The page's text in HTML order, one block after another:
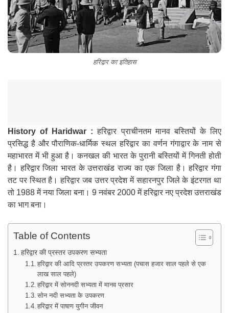
हरिद्वार का इतिहास
History of Haridwar : हरिद्वार प्राचीनतम मानव बस्तियों के लिए
प्रसिद्ध है और पौराणिक-धार्मिक स्थल हरिद्वार का वर्णन गंगाद्वार के नाम से
महाभारत में भी हुआ है। कनखल की भारत के पुरानी बस्तियों में गिनती होती
है। हरिद्वार जिला भारत के उत्तराखंड राज्य का एक जिला है। हरिद्वार गंगा
तट पर स्थित है। हरिद्वार जब उत्तर प्रदेश में सहारनपुर जिले के इंटरगत था
तो 1988 में नया जिला बना। 9 नवंबर 2000 में हरिद्वार नए प्रदेश उत्तराखंड
का भाग बना।
Table of Contents
हरिद्वार की प्रस्तर उपकरण सभ्यता
हरिद्वार की आदि प्रस्तर उपकरण सभ्यता (पचास हजार साल पहले से एक
लाख साल पहले)
हरिद्वार में सोननदी सभ्यता में मानव प्रसार
सोन नदी सभ्यता के उपकरण
हरिद्वार में पाषाण युगीन जीवन